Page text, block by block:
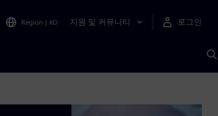
Region | KO 지원 및 커뮤니티 로그인